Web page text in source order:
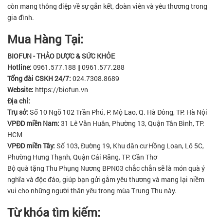
còn mang thông điệp về sự gắn kết, đoàn viên và yêu thương trong
gia đình.
Mua Hàng Tại:
BIOFUN - THẢO DƯỢC & SỨC KHỎE
Hotline: 0961.577.188 || 0961.577.288
Tổng đài CSKH 24/7: 024.7308.8689
Website: https://biofun.vn
Địa chỉ:
Trụ sở: Số 10 Ngõ 102 Trần Phú, P. Mộ Lao, Q. Hà Đông, TP. Hà Nội
VPĐD miền Nam: 31 Lê Văn Huân, Phường 13, Quận Tân Bình, TP.
HCM
VPĐD miền Tây: Số 103, Đường 19, Khu dân cư Hồng Loan, Lô 5C,
Phường Hưng Thạnh, Quận Cái Răng, TP. Cần Thơ
Bộ quà tặng Thu Phụng Nương BPN03 chắc chắn sẽ là món quà ý
nghĩa và độc đáo, giúp bạn gửi gắm yêu thương và mang lại niềm
vui cho những người thân yêu trong mùa Trung Thu này.
Từ khóa tìm kiếm: